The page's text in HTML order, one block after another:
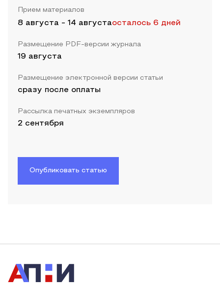
Прием материалов
8 августа - 14 августаосталось 6 дней
Размещение PDF-версии журнала
19 августа
Размещение электронной версии статьи
сразу после оплаты
Рассылка печатных экземпляров
2 сентября
Опубликовать статью